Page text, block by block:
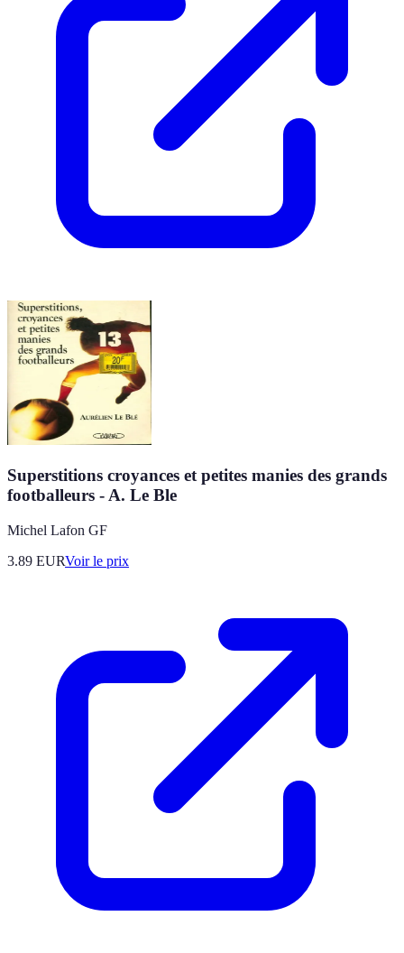
Superstitions croyances et petites manies des grands
footballeurs - A. Le Ble
Michel Lafon GF
3.89 EURVoir le prix